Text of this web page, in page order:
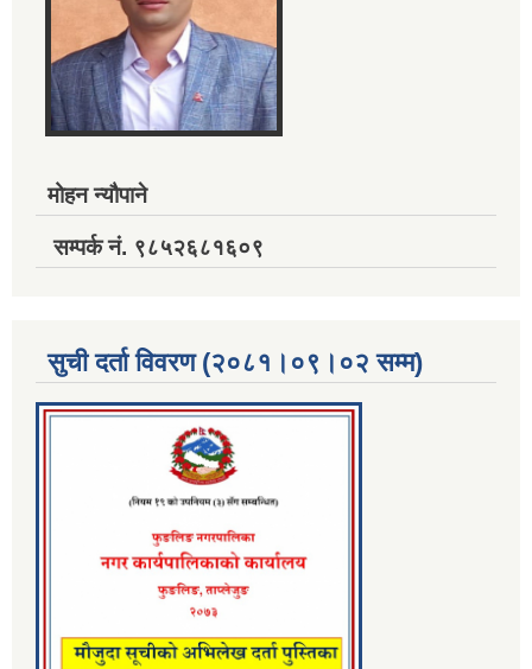
मोहन न्यौपाने
सम्पर्क नं. ९८५२६८१६०९
सुची दर्ता विवरण (२०८१।०९।०२ सम्म)